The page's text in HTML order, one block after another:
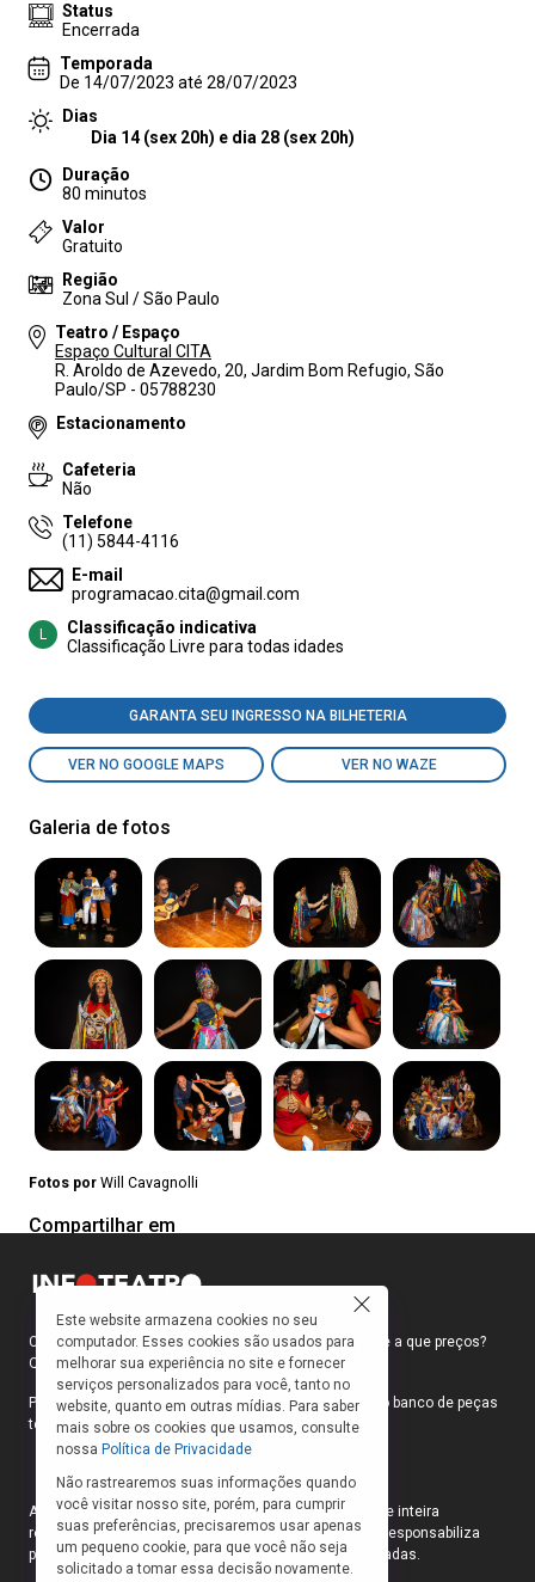
Status
Encerrada
Temporada
De 14/07/2023 até 28/07/2023
Dias
Dia 14 (sex 20h) e dia 28 (sex 20h)
Duração
80 minutos
Valor
Gratuito
Região
Zona Sul / São Paulo
Teatro / Espaço
Espaço Cultural CITA
R. Aroldo de Azevedo, 20, Jardim Bom Refugio, São
Paulo/SP - 05788230
Estacionamento
Cafeteria
Não
Telefone
(11) 5844-4116
E-mail
programacao.cita@gmail.com
L
Classificação indicativa
Classificação Livre para todas idades
GARANTA SEU INGRESSO NA BILHETERIA
VER NO GOOGLE MAPS VER NO WAZE
Galeria de fotos
Fotos por Will Cavagnolli
Compartilhar em
Como faço para ir ao teatro? Onde compro ingressos e a que preços?
Quais peças estão em cartaz?
Para responder a essas e outras perguntas, criamos o banco de peças
teatrais do INFOTEATRO.
As informações das peças cadastradas no site são de inteira
responsabilidade das produções. O Infoteatro não se responsabiliza
pela atualização das informações das peças cadastradas.
Este website armazena cookies no seu
computador. Esses cookies são usados para
melhorar sua experiência no site e fornecer
serviços personalizados para você, tanto no
website, quanto em outras mídias. Para saber
mais sobre os cookies que usamos, consulte
nossa Política de Privacidade
Não rastrearemos suas informações quando
você visitar nosso site, porém, para cumprir
suas preferências, precisaremos usar apenas
um pequeno cookie, para que você não seja
solicitado a tomar essa decisão novamente.